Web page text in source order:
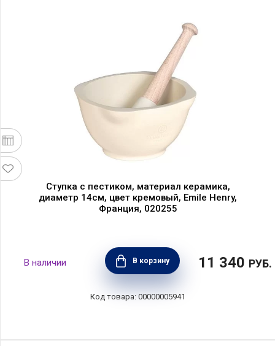
Ступка с пестиком, материал керамика,
диаметр 14см, цвет кремовый, Emile Henry,
Франция, 020255
В корзину 11 340 РУБ.
00000005941